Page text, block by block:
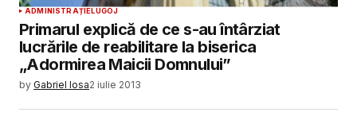
ADMINISTRAȚIELUGOJ
Primarul explică de ce s-au întârziat
lucrările de reabilitare la biserica
„Adormirea Maicii Domnului”
by Gabriel Iosa2 iulie 2013